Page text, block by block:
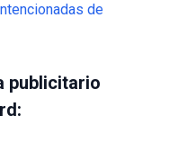
de
publicitario